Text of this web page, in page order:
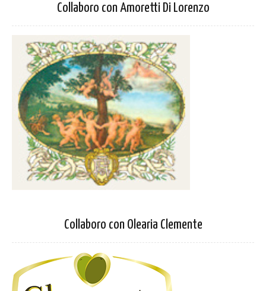
Collaboro con Amoretti Di Lorenzo
Collaboro con Olearia Clemente